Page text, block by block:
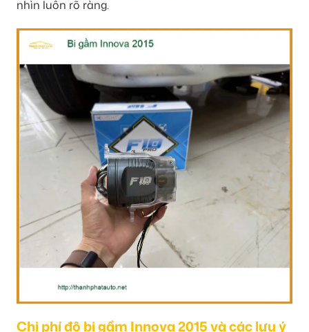
nhìn luôn rõ ràng.
Chi phí độ bi gầm Innova 2015 và các lưu ý